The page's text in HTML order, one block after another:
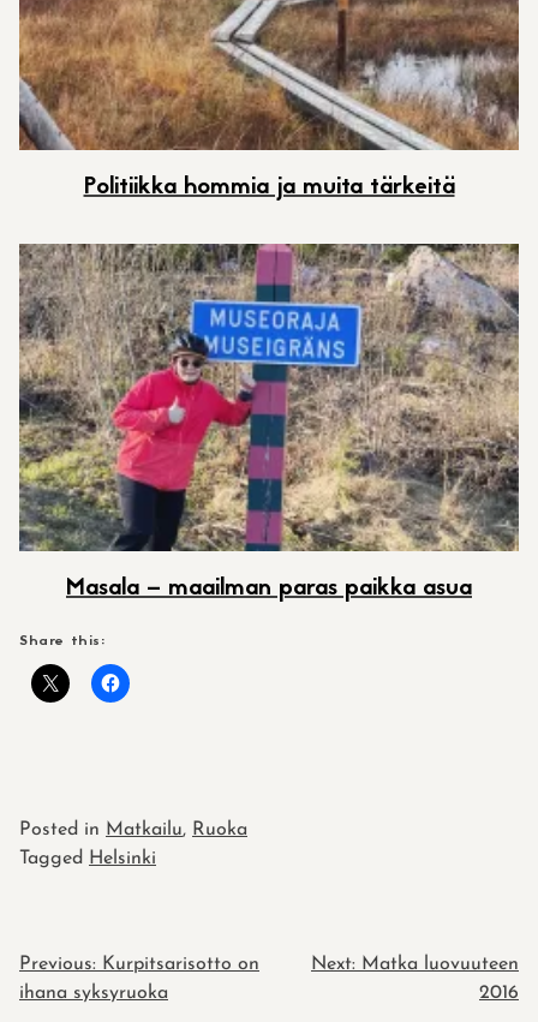
Politiikka hommia ja muita tärkeitä
Masala – maailman paras paikka asua
Share this:
Posted in Matkailu, Ruoka
Tagged
Helsinki
POST
NAVIGATION
Previous: Kurpitsarisotto on
ihana syksyruoka
Next: Matka luovuuteen
2016